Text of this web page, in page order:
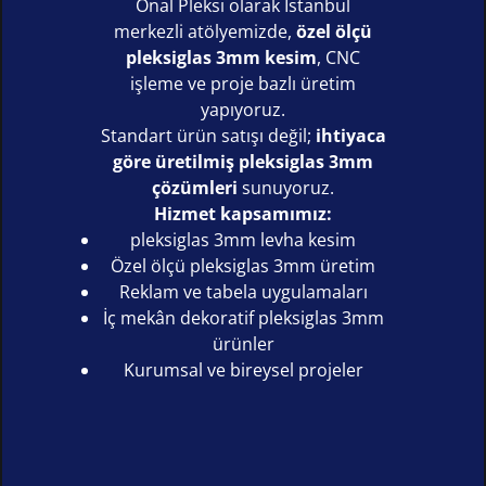
Önal Pleksi olarak İstanbul
merkezli atölyemizde, özel ölçü
pleksiglas 3mm kesim, CNC
işleme ve proje bazlı üretim
yapıyoruz.
Standart ürün satışı değil; ihtiyaca
göre üretilmiş pleksiglas 3mm
çözümleri sunuyoruz.
Hizmet kapsamımız:
pleksiglas 3mm levha kesim
Özel ölçü pleksiglas 3mm üretim
Reklam ve tabela uygulamaları
İç mekân dekoratif pleksiglas 3mm
ürünler
Kurumsal ve bireysel projeler